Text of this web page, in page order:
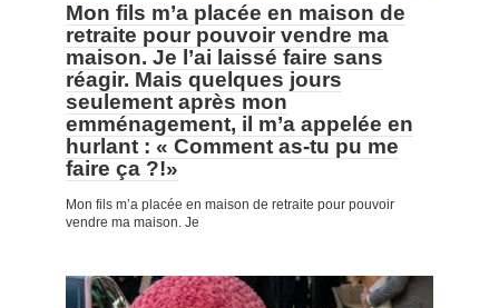
Mon fils m’a placée en maison de
retraite pour pouvoir vendre ma
maison. Je l’ai laissé faire sans
réagir. Mais quelques jours
seulement après mon
emménagement, il m’a appelée en
hurlant : « Comment as-tu pu me
faire ça ?!»
Mon fils m’a placée en maison de retraite pour pouvoir
vendre ma maison. Je